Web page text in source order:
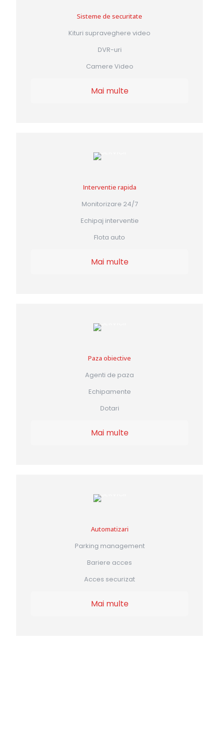
Sisteme de securitate
Kituri supraveghere video
DVR-uri
Camere Video
Mai multe
Interventie rapida
Monitorizare 24/7
Echipaj interventie
Flota auto
Mai multe
Paza obiective
Agenti de paza
Echipamente
Dotari
Mai multe
Automatizari
Parking management
Bariere acces
Acces securizat
Mai multe